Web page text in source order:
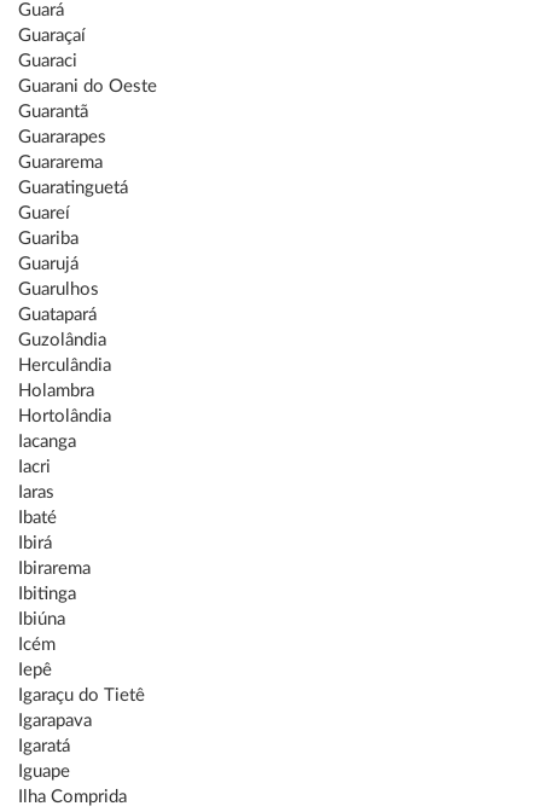
Guará
Guaraçaí
Guaraci
Guarani do Oeste
Guarantã
Guararapes
Guararema
Guaratinguetá
Guareí
Guariba
Guarujá
Guarulhos
Guatapará
Guzolândia
Herculândia
Holambra
Hortolândia
Iacanga
Iacri
Iaras
Ibaté
Ibirá
Ibirarema
Ibitinga
Ibiúna
Icém
Iepê
Igaraçu do Tietê
Igarapava
Igaratá
Iguape
Ilha Comprida